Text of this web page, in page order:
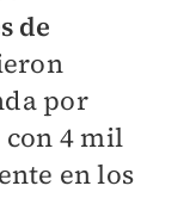
de
por
4 mil
en los